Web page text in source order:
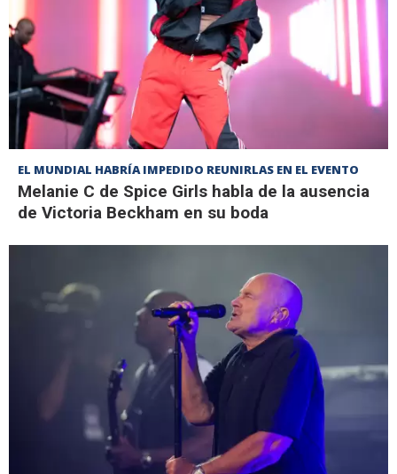
EL MUNDIAL HABRÍA IMPEDIDO REUNIRLAS EN EL EVENTO
Melanie C de Spice Girls habla de la ausencia
de Victoria Beckham en su boda